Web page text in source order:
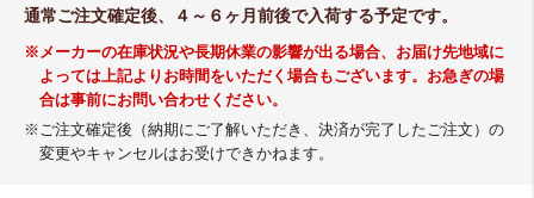
通常ご注文確定後、４～６ヶ月前後で入荷する予定です。
※メーカーの在庫状況や長期休業の影響が出る場合、お届け先地域に
よっては上記よりお時間をいただく場合もございます。お急ぎの場
合は事前にお問い合わせください。
※ご注文確定後（納期にご了解いただき、決済が完了したご注文）の
変更やキャンセルはお受けできかねます。